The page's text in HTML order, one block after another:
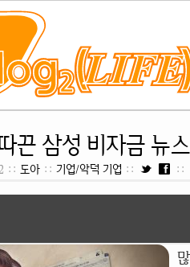
끈 삼성 비자금 뉴
:: 도아 :: 기업/악덕 기업 :: ::